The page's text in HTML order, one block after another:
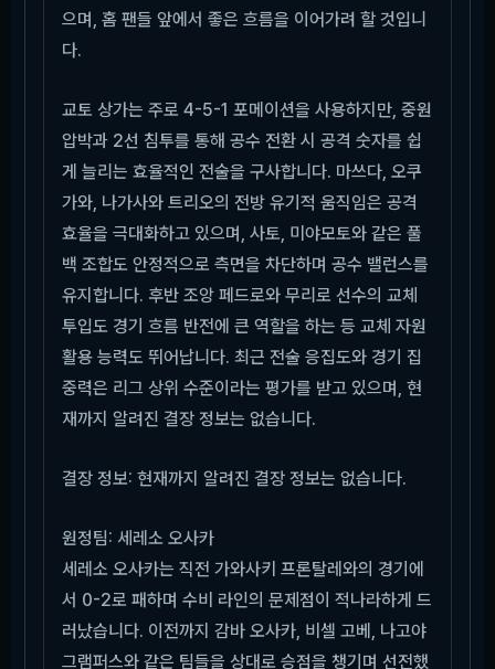
으며, 홈 팬들 앞에서 좋은 흐름을 이어가려 할 것입니
다.
교토 상가는 주로 4-5-1 포메이션을 사용하지만, 중원
압박과 2선 침투를 통해 공수 전환 시 공격 숫자를 쉽
게 늘리는 효율적인 전술을 구사합니다. 마쓰다, 오쿠
가와, 나가사와 트리오의 전방 유기적 움직임은 공격
효율을 극대화하고 있으며, 사토, 미야모토와 같은 풀
백 조합도 안정적으로 측면을 차단하며 공수 밸런스를
유지합니다. 후반 조앙 페드로와 무리로 선수의 교체
투입도 경기 흐름 반전에 큰 역할을 하는 등 교체 자원
활용 능력도 뛰어납니다. 최근 전술 응집도와 경기 집
중력은 리그 상위 수준이라는 평가를 받고 있으며, 현
재까지 알려진 결장 정보는 없습니다.
결장 정보: 현재까지 알려진 결장 정보는 없습니다.
원정팀: 세레소 오사카
세레소 오사카는 직전 가와사키 프론탈레와의 경기에
서 0-2로 패하며 수비 라인의 문제점이 적나라하게 드
러났습니다. 이전까지 감바 오사카, 비셀 고베, 나고야
그램퍼스와 같은 팀들을 상대로 승점을 챙기며 선전했